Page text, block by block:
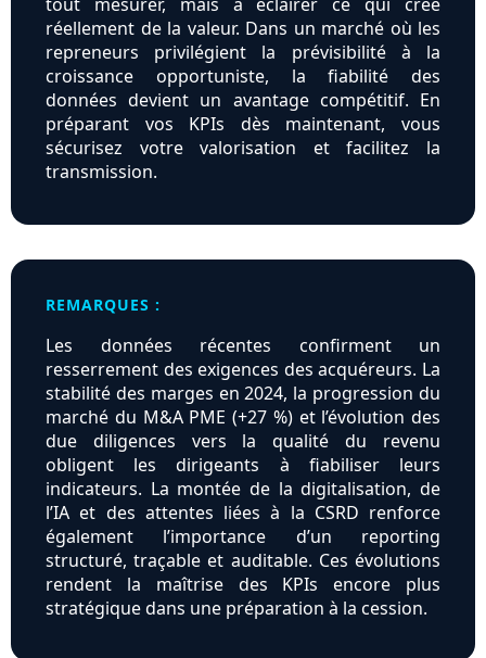
réellement de la valeur. Dans un marché où les
repreneurs privilégient la prévisibilité à la
croissance opportuniste, la fiabilité des
données devient un avantage compétitif. En
préparant vos KPIs dès maintenant, vous
sécurisez votre valorisation et facilitez la
transmission.
REMARQUES :
Les données récentes confirment un
resserrement des exigences des acquéreurs. La
stabilité des marges en 2024, la progression du
marché du M&A PME (+27 %) et l’évolution des
due diligences vers la qualité du revenu
obligent les dirigeants à fiabiliser leurs
indicateurs. La montée de la digitalisation, de
l’IA et des attentes liées à la CSRD renforce
également l’importance d’un reporting
structuré, traçable et auditable. Ces évolutions
rendent la maîtrise des KPIs encore plus
stratégique dans une préparation à la cession.